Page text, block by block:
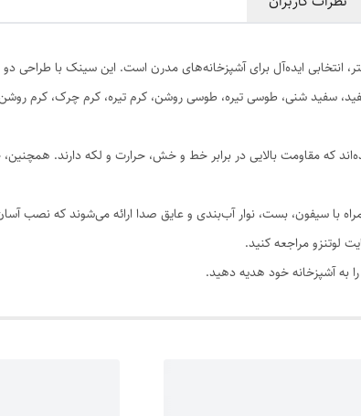
سبک:فانتزی
سفید شنی، طوسی تیره، طوسی روشن، کرم تیره، کرم چرک، کرم
که مقاومت بالایی در برابر خط و خش، حرارت و لکه دارند.
با سیفون، بست، نوار آب‌بندی و عایق صدا ارائه می‌شوند که نصب
لوتنزو مراجعه کنید.
را به آشپزخانه خود هدیه دهید.